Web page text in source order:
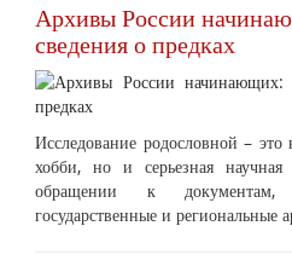
Архивы России
сведения о предках
Исследование родословной – это
хобби, но и серьезная научная
обращении к документам,
государственные и региональные